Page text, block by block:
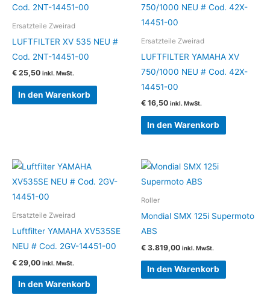
Ersatzteile Zweirad
LUFTFILTER XV 535 NEU #
Cod. 2NT-14451-00
€ 25,50 inkl. MwSt.
In den Warenkorb
Ersatzteile Zweirad
LUFTFILTER YAMAHA XV
750/1000 NEU # Cod. 42X-
14451-00
€ 16,50 inkl. MwSt.
In den Warenkorb
Ersatzteile Zweirad
Luftfilter YAMAHA XV535SE
NEU # Cod. 2GV-14451-00
€ 29,00 inkl. MwSt.
In den Warenkorb
Roller
Mondial SMX 125i Supermoto
ABS
€ 3.819,00 inkl. MwSt.
In den Warenkorb